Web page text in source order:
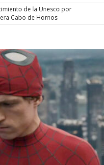
de la Unesco por
Cabo de Hornos